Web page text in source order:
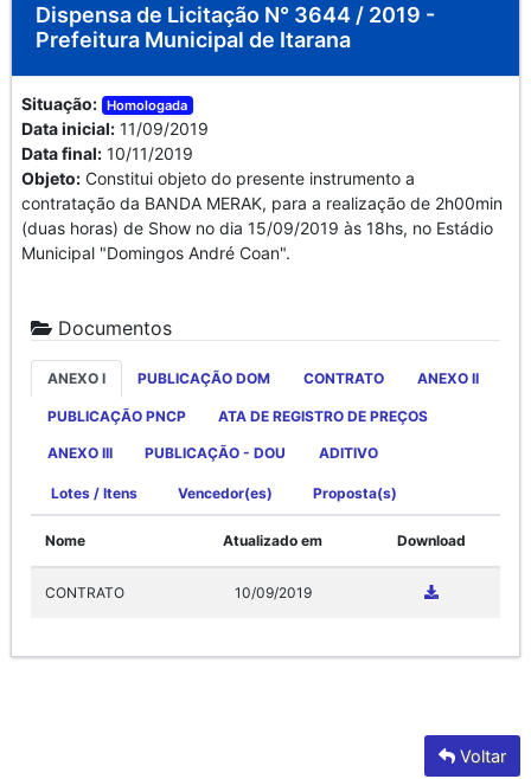
Dispensa de Licitação N° 3644 / 2019 -
Prefeitura Municipal de Itarana
Situação: Homologada
Data inicial: 11/09/2019
Data final: 10/11/2019
Objeto: Constitui objeto do presente instrumento a
contratação da BANDA MERAK, para a realização de 2h00min
(duas horas) de Show no dia 15/09/2019 às 18hs, no Estádio
Municipal "Domingos André Coan".
Documentos
ANEXO I PUBLICAÇÃO DOM CONTRATO ANEXO II
PUBLICAÇÃO PNCP ATA DE REGISTRO DE PREÇOS
ANEXO III PUBLICAÇÃO - DOU ADITIVO
Lotes / Itens Vencedor(es) Proposta(s)
Nome Atualizado em Download
CONTRATO 10/09/2019
Voltar